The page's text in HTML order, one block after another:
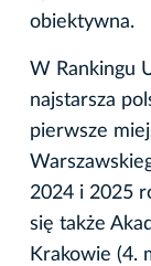
obiektywna.
W Rankingu
najstarsza
pierwsze
2024 i 2025
się także
Krakowie (4.